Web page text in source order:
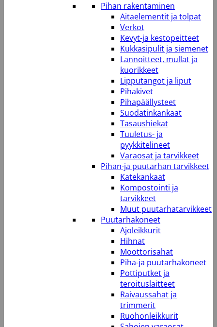
Pihan rakentaminen
Aitaelementit ja tolpat
Verkot
Kevyt-ja kestopeitteet
Kukkasipulit ja siemenet
Lannoitteet, mullat ja
kuorikkeet
Lipputangot ja liput
Pihakivet
Pihapäällysteet
Suodatinkankaat
Tasaushiekat
Tuuletus- ja
pyykkitelineet
Varaosat ja tarvikkeet
Pihan-ja puutarhan tarvikkeet
Katekankaat
Kompostointi ja
tarvikkeet
Muut puutarhatarvikkeet
Puutarhakoneet
Ajoleikkurit
Hihnat
Moottorisahat
Piha-ja puutarhakoneet
Pottiputket ja
teroituslaitteet
Raivaussahat ja
trimmerit
Ruohonleikkurit